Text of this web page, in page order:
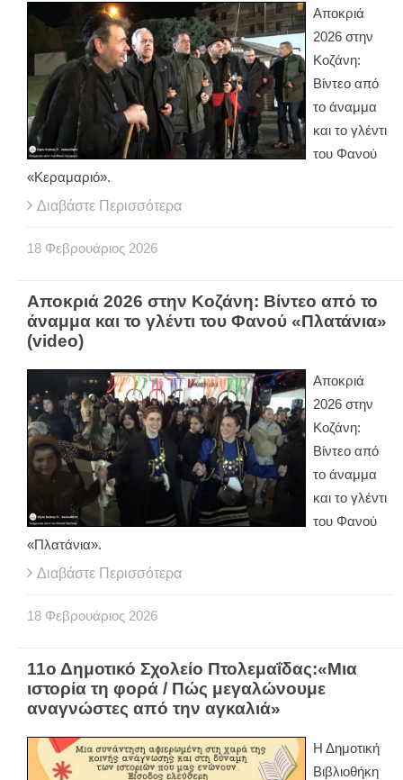
Αποκριά
2026 στην
Κοζάνη:
Βίντεο από
το άναμμα
και το γλέντι
του Φανού
«Κεραμαριό».
Διαβάστε Περισσότερα
18 Φεβρουάριος 2026
Αποκριά 2026 στην Κοζάνη: Βίντεο από το
άναμμα και το γλέντι του Φανού «Πλατάνια»
(video)
Αποκριά
2026 στην
Κοζάνη:
Βίντεο από
το άναμμα
και το γλέντι
του Φανού
«Πλατάνια».
Διαβάστε Περισσότερα
18 Φεβρουάριος 2026
11ο Δημοτικό Σχολείο Πτολεμαΐδας:«Μια
ιστορία τη φορά / Πώς μεγαλώνουμε
αναγνώστες από την αγκαλιά»
Η Δημοτική
Βιβλιοθήκη